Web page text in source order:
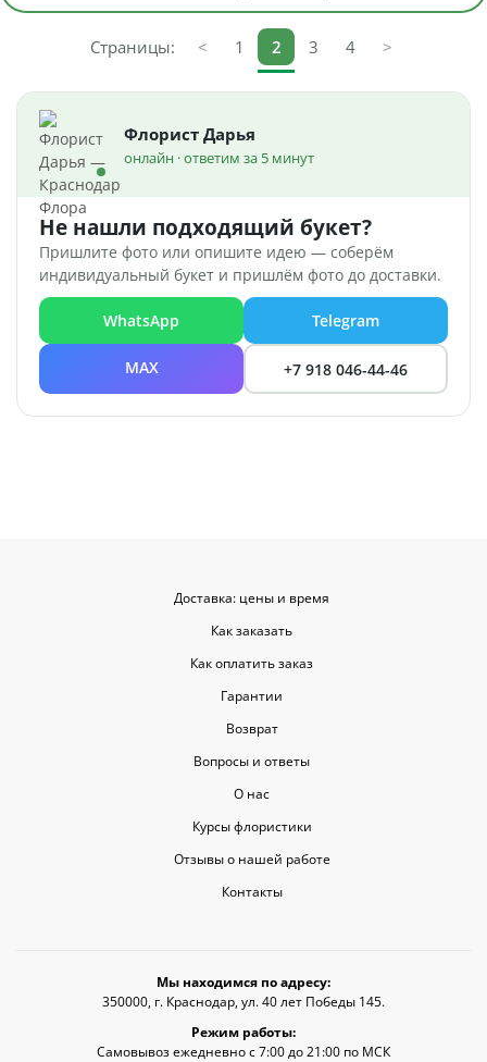
Страницы: < 1 2 3 4 >
Флорист Дарья
онлайн · ответим за 5 минут
Не нашли подходящий букет?
Пришлите фото или опишите идею — соберём
индивидуальный букет и пришлём фото до доставки.
WhatsApp Telegram
MAX +7 918 046-44-46
Доставка: цены и время
Как заказать
Как оплатить заказ
Гарантии
Возврат
Вопросы и ответы
О нас
Курсы флористики
Отзывы о нашей работе
Контакты
Мы находимся по адресу:
350000, г. Краснодар, ул. 40 лет Победы 145.
Режим работы:
Самовывоз ежедневно с 7:00 до 21:00 по МСК